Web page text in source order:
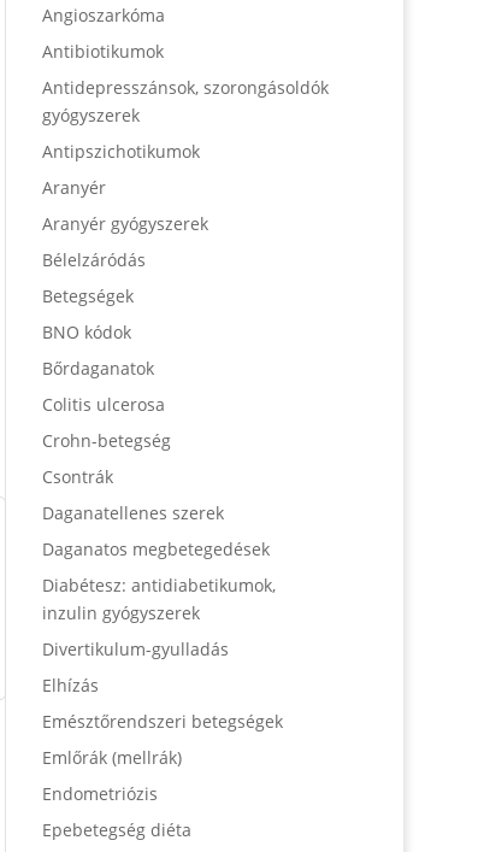
Angioszarkóma
Antibiotikumok
Antidepresszánsok, szorongásoldók
gyógyszerek
Antipszichotikumok
Aranyér
Aranyér gyógyszerek
Bélelzáródás
Betegségek
BNO kódok
Bőrdaganatok
Colitis ulcerosa
Crohn-betegség
Csontrák
Daganatellenes szerek
Daganatos megbetegedések
Diabétesz: antidiabetikumok,
inzulin gyógyszerek
Divertikulum-gyulladás
Elhízás
Emésztőrendszeri betegségek
Emlőrák (mellrák)
Endometriózis
Epebetegség diéta